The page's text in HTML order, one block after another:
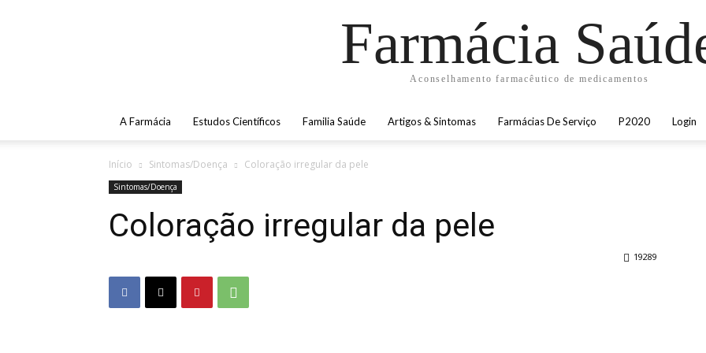
Farmácia
Aconselhamento farmacêutico de medicamentos
A Farmácia Estudos Científicos Familia Saúde Artigos & Sintomas Farmácias De Serviço P2020 Login
Início Sintomas/Doença Coloração irregular da pele
Sintomas/Doença
Coloração irregular da pele
19289